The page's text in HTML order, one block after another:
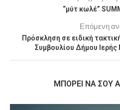
“μύτ κωλέ”
Επόμενη
Πρόσκληση σε ειδική
Συμβουλίου Δήμου
MΠΟΡΕΊ ΝΑ ΣΟΥ